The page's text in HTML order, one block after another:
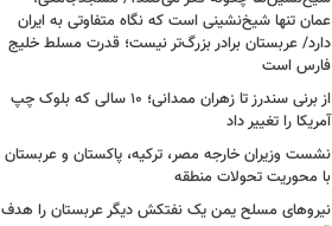
عمان تنها شیخ‌نشینی است که نگاه متفاوتی به ایران
دارد/ عربستان برادر بزرگ‌تر نیست؛ قدرت مسلط خلیج
فارس است
از برنی سندرز تا زهران ممدانی؛ ۱۰ سالی که بلوک چپ
آمریکا را تغییر داد
نشست وزیران خارجه مصر، ترکیه، پاکستان و عربستان
با محوریت تحولات منطقه
نیروهای مسلح یمن یک نفتکش دیگر عربستان را هدف